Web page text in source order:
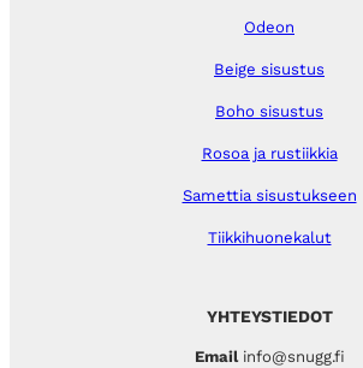
YHTEYSTIEDOT
Emailinfo@snugg.fi
Odeon
Beige sisustus
Boho sisustus
Rosoa ja rustiikkia
Samettia sisustukseen
Tiikkihuonekalut